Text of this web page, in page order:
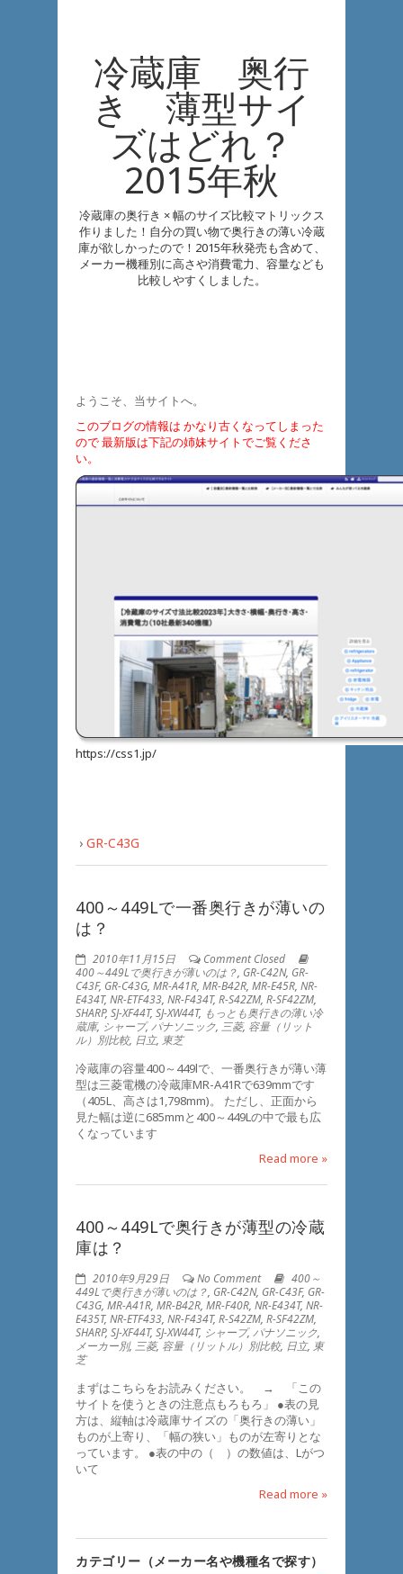
冷蔵庫 奥行
き 薄型サイ
ズはどれ？
2015年秋
冷蔵庫の奥行き × 幅のサイズ比較マトリックス
作りました！自分の買い物で奥行きの薄い冷蔵
庫が欲しかったので！2015年秋発売も含めて、
メーカー機種別に高さや消費電力、容量なども
比較しやすくしました。
ようこそ、当サイトへ。
このブログの情報は かなり古くなってしまった
ので 最新版は下記の姉妹サイトでご覧くださ
い。
https://css1.jp/
› GR-C43G
400～449Lで一番奥行きが薄いの
は？
2010年11月15日
Comment Closed
400～449Lで奥行きが薄いのは？, GR-C42N, GR-
C43F, GR-C43G, MR-A41R, MR-B42R, MR-E45R, NR-
E434T, NR-ETF433, NR-F434T, R-S42ZM, R-SF42ZM,
SHARP, SJ-XF44T, SJ-XW44T, もっとも奥行きの薄い冷
蔵庫, シャープ,パナソニック, 三菱, 容量（リット
ル）別比較, 日立, 東芝
冷蔵庫の容量400～449lで、一番奥行きが薄い薄
型は三菱電機の冷蔵庫MR-A41Rで639mmです
（405L、高さは1,798mm)。 ただし、正面から
見た幅は逆に685mmと400～449Lの中で最も広
くなっています
Read more »
400～449Lで奥行きが薄型の冷蔵
庫は？
2010年9月29日 No Comment
400～
449Lで奥行きが薄いのは？, GR-C42N, GR-C43F, GR-
C43G, MR-A41R, MR-B42R, MR-F40R, NR-E434T, NR-
E435T, NR-ETF433, NR-F434T, R-S42ZM, R-SF42ZM,
SHARP, SJ-XF44T, SJ-XW44T, シャープ,パナソニック,
メーカー別, 三菱, 容量（リットル）別比較, 日立, 東
芝
まずはこちらをお読みください。 → 「この
サイトを使うときの注意点もろもろ」 ●表の見
方は、縦軸は冷蔵庫サイズの「奥行きの薄い」
ものが上寄り、「幅の狭い」ものが左寄りとな
っています。 ●表の中の（ ）の数値は、Lがつ
いて
Read more »
カテゴリー（メーカー名や機種名で探す）